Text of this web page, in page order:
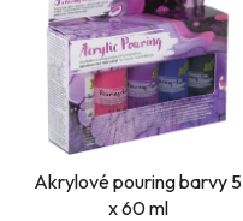
Akrylové pouring barvy 5
x 60 ml